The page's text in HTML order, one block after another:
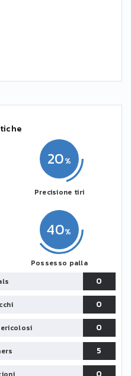
40
Possesso palla
20
Precisione tiri
0
0
0
5